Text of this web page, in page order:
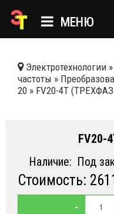
МЕНЮ
КАТАЛОГ
НОВОСТИ
ДОСТАВКА И
КОНТАКТЫ
Электротехнологии »
частоты »
20 » FV20-4T
FV20-
Наличие: Под
Стоимость:
-